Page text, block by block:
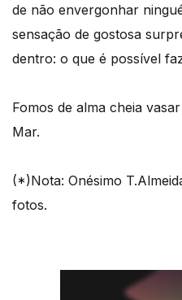
de não envergonhar
sensação de gostosa
dentro: o que é possível
Fomos de alma cheia
Mar.
(*)Nota: Onésimo
fotos.